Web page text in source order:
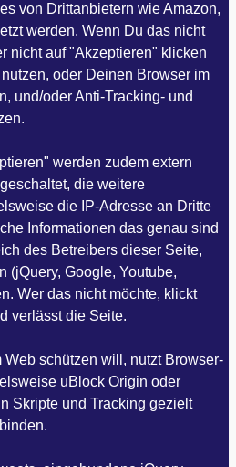
von Drittanbietern wie Amazon,
werden. Wenn Du das nicht
nicht auf "Akzeptieren" klicken
oder Deinen Browser im
und/oder Anti-Tracking- und
werden zudem extern
die weitere
die IP-Adresse an Dritte
Informationen das genau sind
des Betreibers dieser Seite,
(jQuery, Google, Youtube,
Wer das nicht möchte, klickt
verlässt die Seite.
schützen will, nutzt Browser-
uBlock Origin oder
Skripte und Tracking gezielt